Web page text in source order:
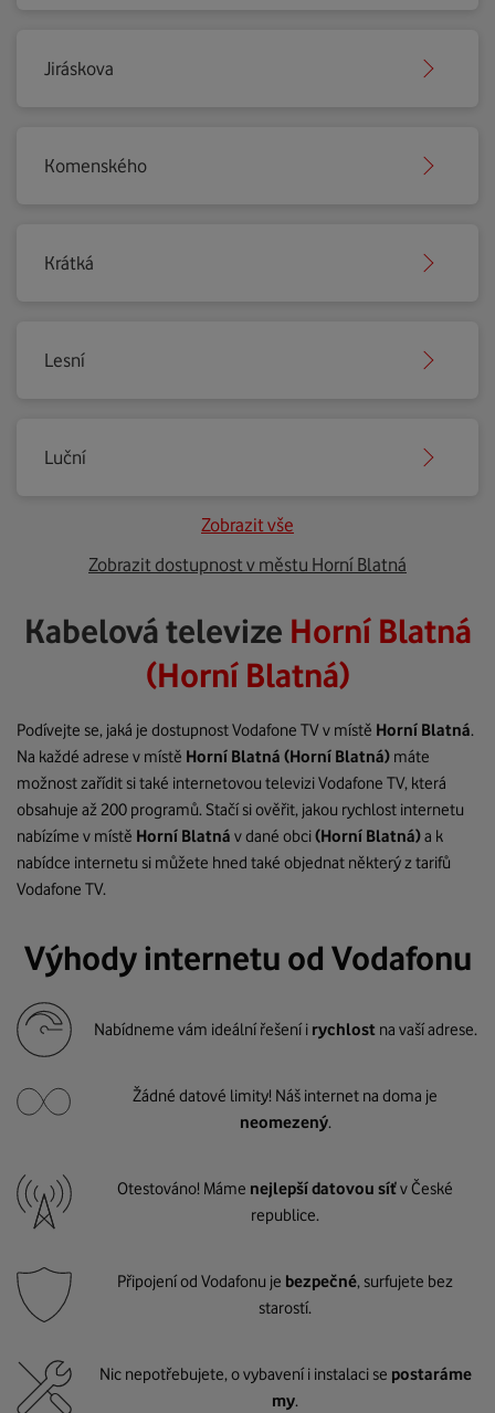
Jiráskova
Komenského
Krátká
Lesní
Luční
Zobrazit vše
Zobrazit dostupnost v městu Horní Blatná
Kabelová televize Horní Blatná
(Horní Blatná)
Podívejte se, jaká je dostupnost Vodafone TV v místě Horní Blatná.
Na každé adrese v místě Horní Blatná (Horní Blatná) máte
možnost zařídit si také internetovou televizi Vodafone TV, která
obsahuje až 200 programů. Stačí si ověřit, jakou rychlost internetu
nabízíme v místě Horní Blatná v dané obci(Horní Blatná)a k
nabídce internetu si můžete hned také objednat některý z tarifů
Vodafone TV.
Výhody internetu od Vodafonu
Nabídneme vám ideální řešení i rychlost na vaší adrese.
Žádné datové limity! Náš internet na doma je
neomezený.
Otestováno! Máme nejlepší datovou síťv České
republice.
Připojení od Vodafonu je bezpečné, surfujete bez
starostí.
Nic nepotřebujete, o vybavení i instalaci se postaráme
my.